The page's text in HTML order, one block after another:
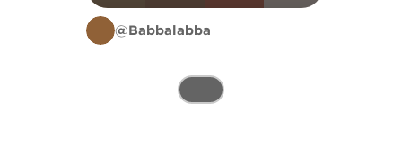
@Babbalabba